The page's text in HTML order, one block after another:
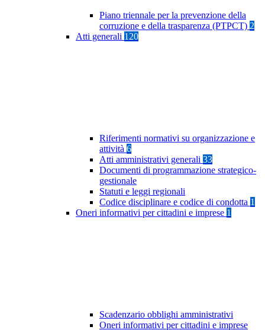
Piano triennale per la prevenzione della
corruzione e della trasparenza (PTPCT) 2
Atti generali 120
Riferimenti normativi su organizzazione e
attività 6
Atti amministrativi generali 33
Documenti di programmazione strategico-
gestionale
Statuti e leggi regionali
Codice disciplinare e codice di condotta 1
Oneri informativi per cittadini e imprese 1
Scadenzario obblighi amministrativi
Oneri informativi per cittadini e imprese